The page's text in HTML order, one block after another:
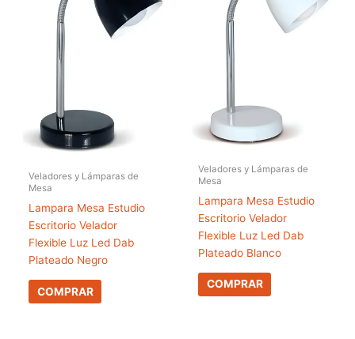
Veladores y Lámparas de
Mesa
Lampara Mesa Estudio
Escritorio Velador
Flexible Luz Led Dab
Plateado Negro
COMPRAR
Veladores y Lámparas de
Mesa
Lampara Mesa Estudio
Escritorio Velador
Flexible Luz Led Dab
Plateado Blanco
COMPRAR